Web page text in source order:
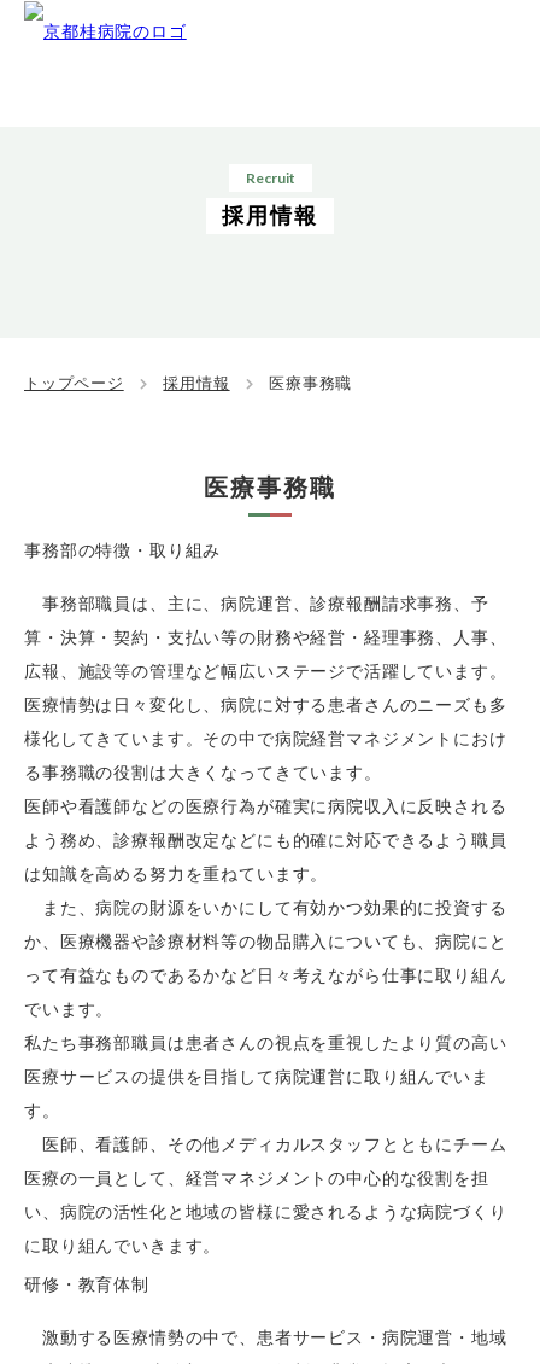
Recruit
採用情報
トップページ 採用情報 医療事務職
医療事務職
事務部の特徴・取り組み
事務部職員は、主に、病院運営、診療報酬請求事務、予
算・決算・契約・支払い等の財務や経営・経理事務、人事、
広報、施設等の管理など幅広いステージで活躍しています。
医療情勢は日々変化し、病院に対する患者さんのニーズも多
様化してきています。その中で病院経営マネジメントにおけ
る事務職の役割は大きくなってきています。
医師や看護師などの医療行為が確実に病院収入に反映される
よう務め、診療報酬改定などにも的確に対応できるよう職員
は知識を高める努力を重ねています。
また、病院の財源をいかにして有効かつ効果的に投資する
か、医療機器や診療材料等の物品購入についても、病院にと
って有益なものであるかなど日々考えながら仕事に取り組ん
でいます。
私たち事務部職員は患者さんの視点を重視したより質の高い
医療サービスの提供を目指して病院運営に取り組んでいま
す。
医師、看護師、その他メディカルスタッフとともにチーム
医療の一員として、経営マネジメントの中心的な役割を担
い、病院の活性化と地域の皆様に愛されるような病院づくり
に取り組んでいきます。
研修・教育体制
激動する医療情勢の中で、患者サービス・病院運営・地域